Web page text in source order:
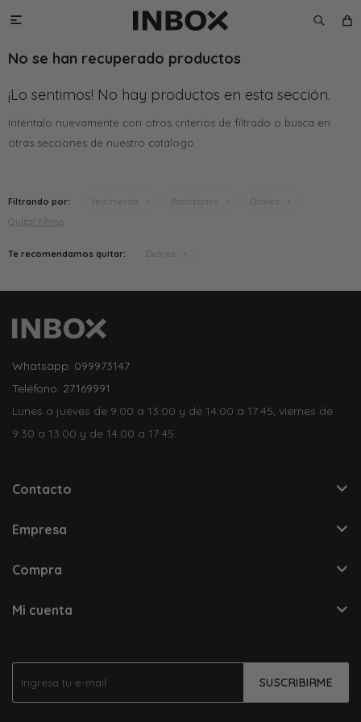

No se han recuperado productos
¡Lo sentimos! No hay productos en esta sección.
Inténtalo nuevamente con otros criterios de filtrado o busca en
otras secciones de nuestro catálogo.
Filtrando por: Vestimenta Pantalones Dickies
Quitar filtros
Te recomendamos quitar: Dickies
SUSCRIBIRME
Whatsapp: 099973147
Teléfono: 27169991
Lunes a jueves de 9:00 a 13:00 y de 14:00 a 17:45, viernes de
9:30 a 13:00 y de 14:00 a 17:45.
Contacto
Empresa
Compra
Mi cuenta